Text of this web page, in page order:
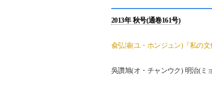
2013年 秋号(通卷161号)
兪弘濬(ユ・ホンジュン)『私の文
吳讚旭(オ・チャンウク) 明治(ミ